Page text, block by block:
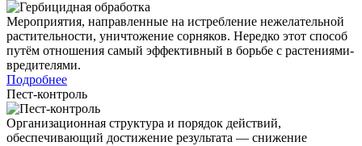
Мероприятия, направленные на истребление нежелательной
растительности, уничтожение сорняков. Нередко этот способ
путём отношения самый эффективный в борьбе с растениями-
вредителями.
Подробнее
Пест-контроль
Организационная структура и порядок действий,
обеспечивающий достижение результата — снижение